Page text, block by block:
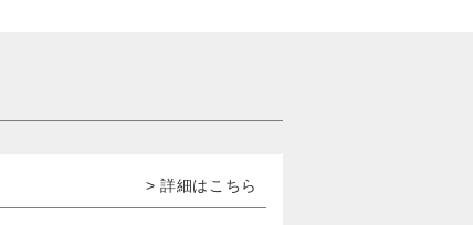
> 詳細はこちら